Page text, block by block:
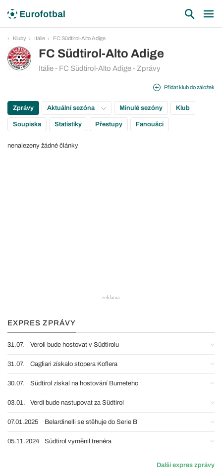
Kluby Itálie FC Südtirol-Alto Adige
FC Südtirol-Alto Adige
Itálie - FC Südtirol-Alto Adige - Zprávy
Přidat klub do záložek
Zprávy Aktuální sezóna Minulé sezóny Klub
Soupiska Statistiky Přestupy Fanoušci
nenalezeny žádné články
EXPRES ZPRÁVY
31.07. Veroli bude hostovat v Südtirolu
31.07. Cagliari získalo stopera Koflera
30.07. Südtirol získal na hostování Burneteho
03.01. Verdi bude nastupovat za Südtirol
07.01.2025 Belardinelli se stěhuje do Serie B
05.11.2024 Südtirol vyměnil trenéra
Další expres zprávy